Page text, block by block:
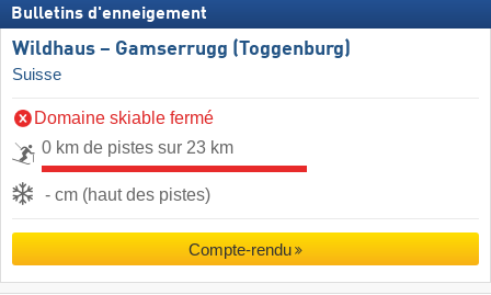
Bulletins d'enneigement
Wildhaus – Gamserrugg (Toggenburg)
Suisse
Domaine skiable fermé
0 km de pistes sur 23 km
- cm (haut des pistes)
Compte-rendu